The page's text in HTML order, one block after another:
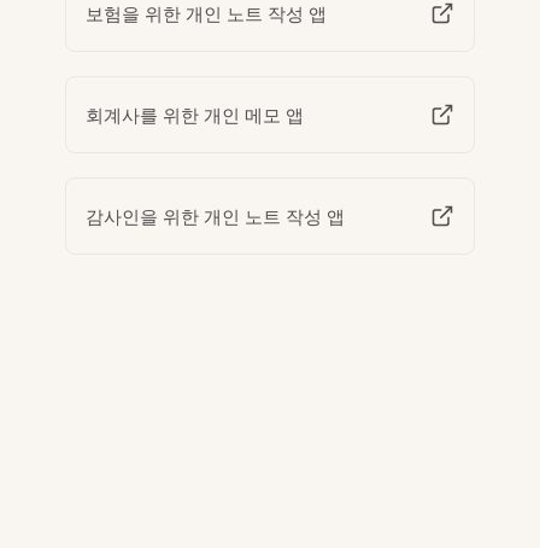
보험을 위한 개인 노트 작성 앱
회계사를 위한 개인 메모 앱
감사인을 위한 개인 노트 작성 앱